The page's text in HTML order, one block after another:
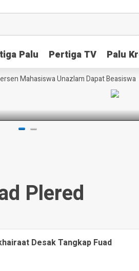
Palu Pertiga TV Palu
Palu Pertiga TV Palu
Mahasiswa Unazlam Dapat Beasiswa
Babi
Plered
Desak Tangkap Fuad